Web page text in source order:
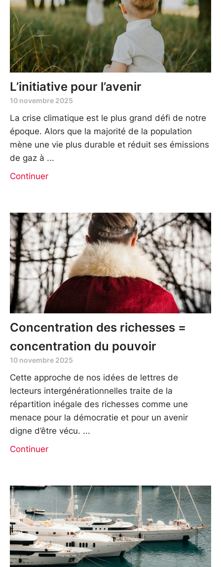
L’initiative pour l’avenir
10 novembre 2025
La crise climatique est le plus grand défi de notre
époque. Alors que la majorité de la population
mène une vie plus durable et réduit ses émissions
de gaz à
Continuer
Concentration des richesses =
concentration du pouvoir
10 novembre 2025
Cette approche de nos idées de lettres de
lecteurs intergénérationnelles traite de la
répartition inégale des richesses comme une
menace pour la démocratie et pour un avenir
digne d’être vécu.
Continuer